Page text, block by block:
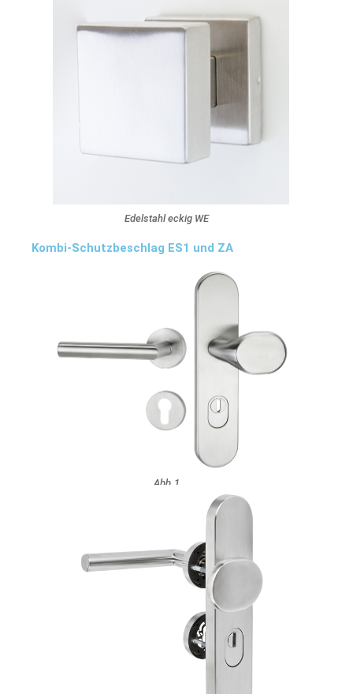
Edelstahl eckig WE
Kombi-Schutzbeschlag ES1 und ZA
Abb.1